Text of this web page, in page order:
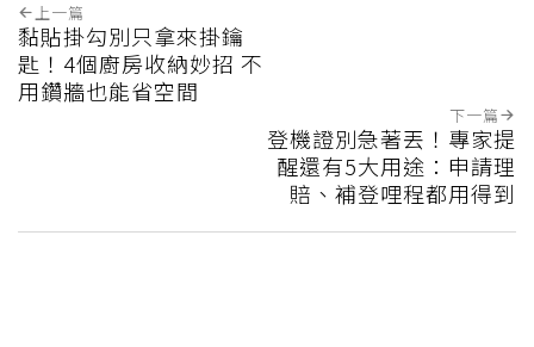
上一篇
黏貼掛勾別只拿來掛鑰
匙！4個廚房收納妙招 不
用鑽牆也能省空間
下一篇
登機證別急著丟！專家提
醒還有5大用途：申請理
賠、補登哩程都用得到